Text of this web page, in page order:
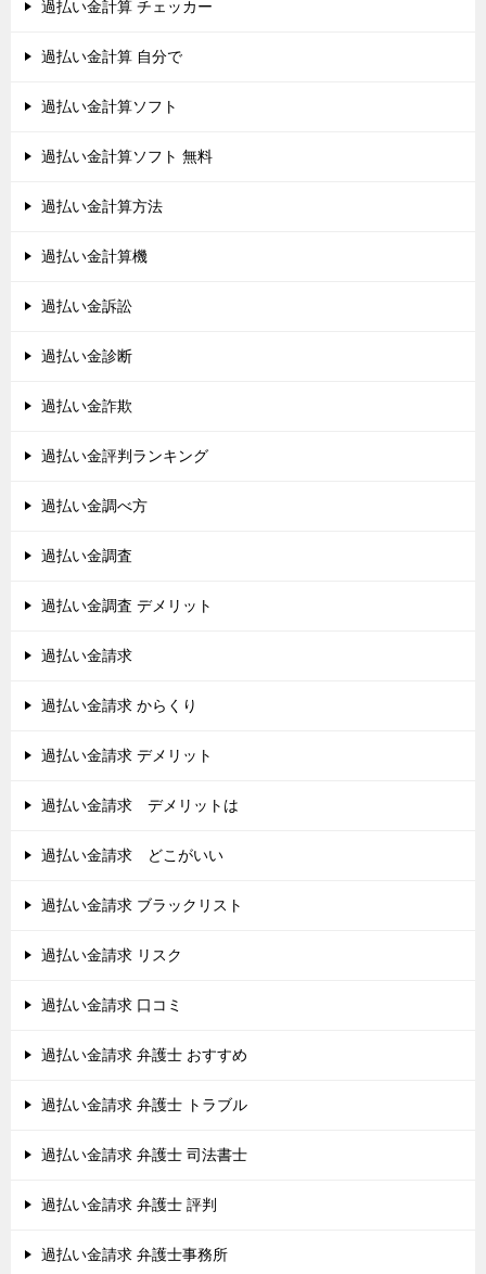
過払い金計算 チェッカー
過払い金計算 自分で
過払い金計算ソフト
過払い金計算ソフト 無料
過払い金計算方法
過払い金計算機
過払い金訴訟
過払い金診断
過払い金詐欺
過払い金評判ランキング
過払い金調べ方
過払い金調査
過払い金調査 デメリット
過払い金請求
過払い金請求 からくり
過払い金請求 デメリット
過払い金請求 デメリットは
過払い金請求 どこがいい
過払い金請求 ブラックリスト
過払い金請求 リスク
過払い金請求 口コミ
過払い金請求 弁護士 おすすめ
過払い金請求 弁護士 トラブル
過払い金請求 弁護士 司法書士
過払い金請求 弁護士 評判
過払い金請求 弁護士事務所